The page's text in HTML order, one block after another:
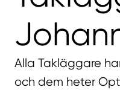
Alla Takläggare
och dem heter